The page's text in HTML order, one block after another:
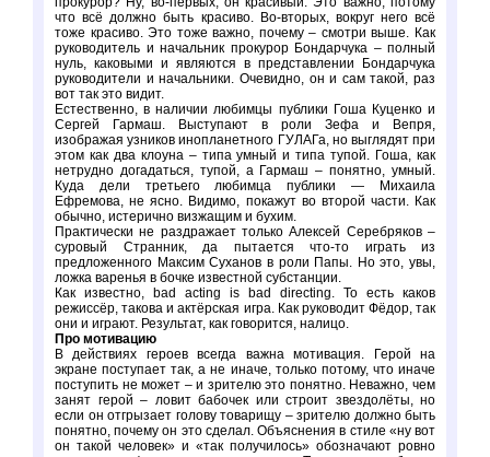
что всё должно быть красиво. Во-вторых, вокруг него всё
тоже красиво. Это тоже важно, почему – смотри выше. Как
руководитель и начальник прокурор Бондарчука – полный
нуль, каковыми и являются в представлении Бондарчука
руководители и начальники. Очевидно, он и сам такой, раз
вот так это видит.
Естественно, в наличии любимцы публики Гоша Куценко и
Сергей Гармаш. Выступают в роли Зефа и Вепря,
изображая узников инопланетного ГУЛАГа, но выглядят при
этом как два клоуна – типа умный и типа тупой. Гоша, как
нетрудно догадаться, тупой, а Гармаш – понятно, умный.
Куда дели третьего любимца публики — Михаила
Ефремова, не ясно. Видимо, покажут во второй части. Как
обычно, истерично визжащим и бухим.
Практически не раздражает только Алексей Серебряков –
суровый Странник, да пытается что-то играть из
предложенного Максим Суханов в роли Папы. Но это, увы,
ложка варенья в бочке известной субстанции.
Как известно, bad acting is bad directing. То есть каков
режиссёр, такова и актёрская игра. Как руководит Фёдор, так
они и играют. Результат, как говорится, налицо.
Про мотивацию
В действиях героев всегда важна мотивация. Герой на
экране поступает так, а не иначе, только потому, что иначе
поступить не может – и зрителю это понятно. Неважно, чем
занят герой – ловит бабочек или строит звездолёты, но
если он отгрызает голову товарищу – зрителю должно быть
понятно, почему он это сделал. Объяснения в стиле «ну вот
он такой человек» и «так получилось» обозначают ровно